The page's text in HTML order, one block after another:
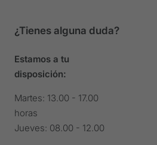
¿Tienes alguna duda?
Estamos a tu
disposición:
Martes: 13.00 - 17.00
horas
Jueves: 08.00 - 12.00